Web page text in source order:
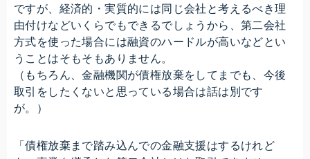
ですが、経済的・実質的には同じ会社と考えるべき理
由付けなどいくらでもできるでしょうから、第二会社
方式を使った場合には融資のハードルが高いなどとい
うことはそもそもありません。
（もちろん、金融機関が債権放棄をしてまでも、今後
取引をしたくないと思っている場合は話は別です
が。）
「債権放棄まで踏み込んでの金融支援はするけれど